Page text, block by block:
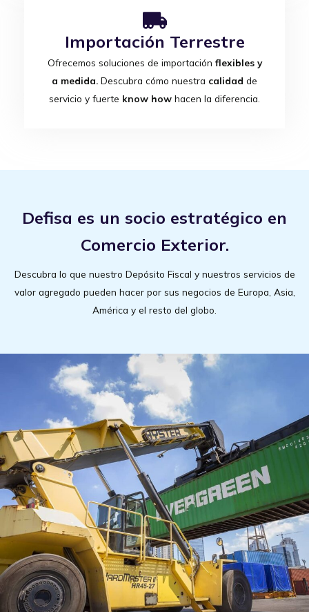
Importación Terrestre
Ofrecemos soluciones de importación flexibles y
a medida. Descubra cómo nuestra calidad de
servicio y fuerte know how hacen la diferencia.
Defisa es un socio estratégico en
Comercio Exterior.
Descubra lo que nuestro Depósito Fiscal y nuestros servicios de
valor agregado pueden hacer por sus negocios de Europa, Asia,
América y el resto del globo.